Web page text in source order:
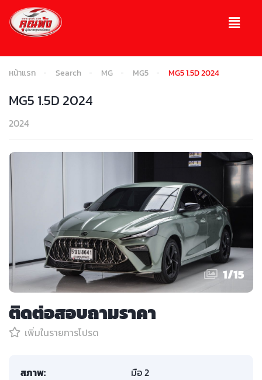
หน้าแรก Search MG MG5 MG5 1.5D 2024
MG5 1.5D 2024
2024
1/15
ติดต่อสอบถามราคา
เพิ่มในรายการโปรด
สภาพ:
มือ 2